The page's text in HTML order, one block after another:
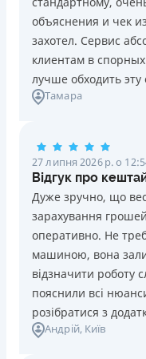
Ліцензія НБУ №10
Вся інформація про
Знижена
клієнтів на період
стандартна ставка
Запитуються лише
банківської картки
Оформляються
кредитною історією
Переказуються
після підписання
кредиту
Даруються знижки
майбутні кредити
Програма
Цілодобова
Недоліки
Нема кредиту для
объяснения и чек
захотел. Сервис
клиентам в
лучше обходить
Тамара
27 липня 2026 р. о
Відгук про
Дуже зручно, що
зарахування
оперативно. Не
машиною, вона
відзначити роботу
пояснили всі
розібратися з
Андрій, Київ